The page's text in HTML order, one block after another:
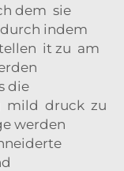
dem sie
durch indem
it zu am
die
mild druck zu
werden